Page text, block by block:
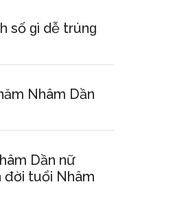
ѕố ɡì dễ trúnɡ
Nhâm Dần
Dần nữ
đời tuổi Nhâm